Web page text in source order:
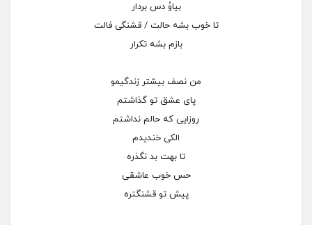
بیاوُ دس بردار
تا خوب‌ بشه حالت / قشنگی فالت
بازم بشه تکرار
من نصف بیشتر زندگیمو
پای عشق تو گذاشتم
روزایی که حالم نداشتم
الکی خندیدم
تا بهت بد نگذره
حس خوب عاشقی
پیش تو قشنگتره